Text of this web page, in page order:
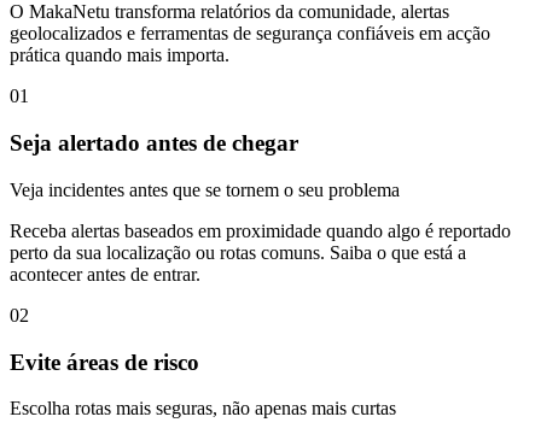
O MakaNetu transforma relatórios da comunidade, alertas
geolocalizados e ferramentas de segurança confiáveis em acção
prática quando mais importa.
01
Seja alertado antes de chegar
Veja incidentes antes que se tornem o seu problema
Receba alertas baseados em proximidade quando algo é reportado
perto da sua localização ou rotas comuns. Saiba o que está a
acontecer antes de entrar.
02
Evite áreas de risco
Escolha rotas mais seguras, não apenas mais curtas